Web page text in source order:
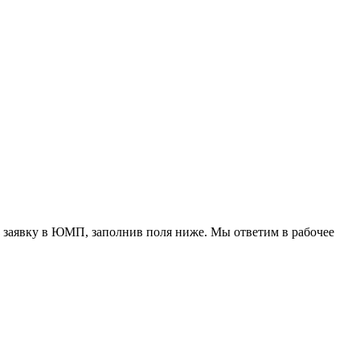
в ЮМП, заполнив поля ниже. Mы ответим в рабочее